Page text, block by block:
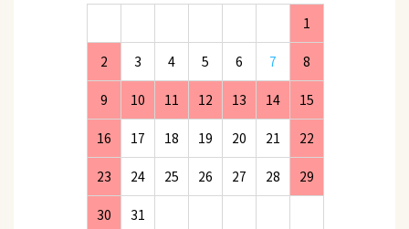
1
2 3 4 5 6 7 8
9 10 11 12 13 14 15
16 17 18 19 20 21 22
23 24 25 26 27 28 29
30 31